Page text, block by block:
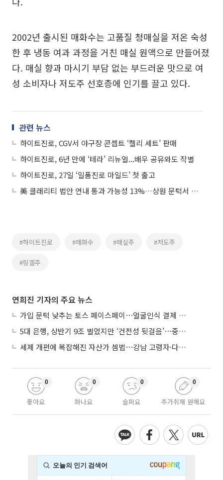
2002년 출시된 매화수는 고품질 청매실을 저온 숙성
한 후 냉동 여과 과정을 거친 매실 원액으로 만들어졌
다. 매실 향과 마시기 부담 없는 부드러운 맛으로 여
성 소비자나 저도주 선호층에 인기를 끌고 있다.
관련 뉴스
하이트진로, CGV서 야구장 콘셉트 ‘켈리 세트’ 판매
하이트진로, 6년 만에 ‘테라’ 리뉴얼...배우 공유와도 작별
하이트진로, 27일 ‘일품진로 마일드’ 첫 출고
美 클래리티 법안 연내 통과 가능성 13%…상원 문턱서 제동
#하이트진로 #매화수 #매실주 #저도주
#링겔주
연희진 기자의 주요 뉴스
가입 문턱 낮추는 토스 페이스페이⋯얼굴인식 결제 확산 속도낸다
5대 은행, 상반기 9조 벌었지만 ‘건전성 뒷걸음’⋯중기대출 문턱 높아지나
세제 개편에 복잡해진 자산가 셈법⋯강남 고령자·다주택자 ‘자산재편 고심’
좋아요
0
화나요
0
슬퍼요
0
추가취재 원해요
0